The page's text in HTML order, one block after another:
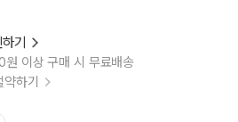
기
이상 구매 시 무료배송
하기